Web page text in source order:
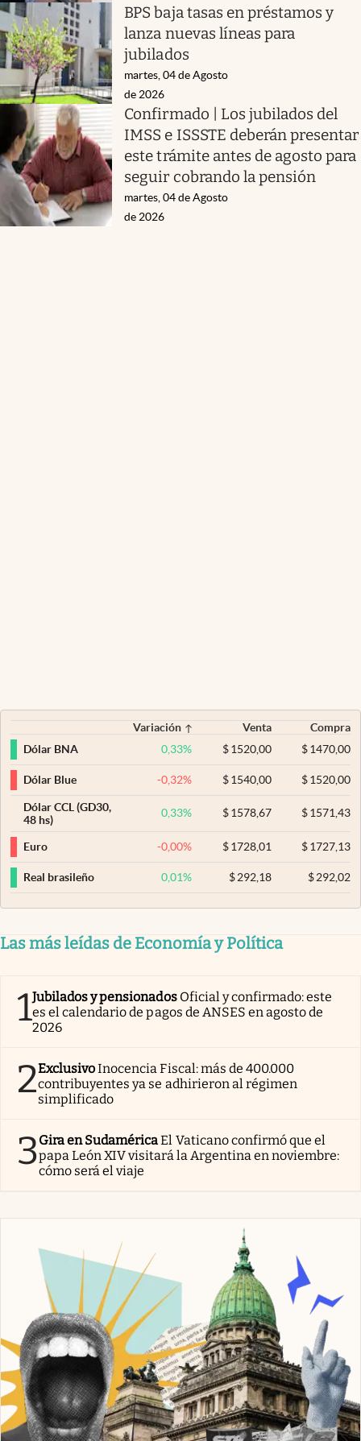
BPS baja tasas en préstamos y
lanza nuevas líneas para
jubilados
martes, 04 de Agosto
de 2026
Confirmado | Los jubilados del
IMSS e ISSSTE deberán presentar
este trámite antes de agosto para
seguir cobrando la pensión
martes, 04 de Agosto
de 2026
Variación Venta
Compra
Dólar BNA
0,33% $ 1520,00 $1470,00
Dólar Blue -0,32% $ 1540,00 $1520,00
Dólar CCL (GD30,
48 hs)
0,33% $ 1578,67 $1571,43
Euro -0,00% $ 1728,01 $1727,13
Real brasileño 0,01% $ 292,18 $292,02
Las más leídas de Economía y Política
1Jubilados y pensionados Oficial y confirmado: este
es el calendario de pagos de ANSES en agosto de
2026
2ExclusivoInocencia Fiscal: más de 400.000
contribuyentes ya se adhirieron al régimen
simplificado
3Gira en SudaméricaEl Vaticano confirmó que el
papa León XIV visitará la Argentina en noviembre:
cómo será el viaje